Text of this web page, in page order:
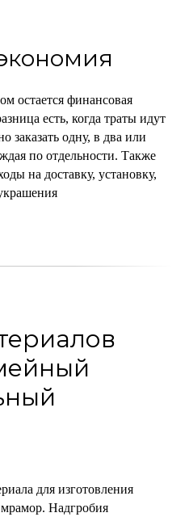
остается финансовая
есть, когда траты идут
заказать одну, в два или
по отдельности. Также
на доставку, установку,
для изготовления
Надгробия